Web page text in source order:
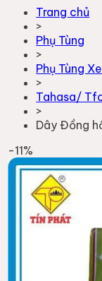
Trang chủ
>
Phụ Tùng
>
Phụ Tùng
>
Tahasa/
>
Dây Đồng
-11%